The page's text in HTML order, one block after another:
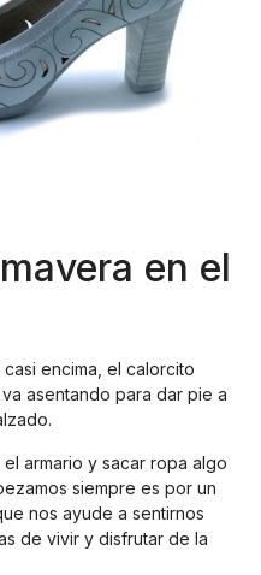
en el
encima, el calorcito
asentando para dar pie a
armario y sacar ropa algo
siempre es por un
nos ayude a sentirnos
de vivir y disfrutar de la